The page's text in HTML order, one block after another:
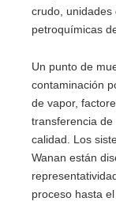
crudo, unidades
petroquímicas
Un punto de
contaminación
de vapor,
transferencia
calidad. Los
Wanan están
proceso hasta